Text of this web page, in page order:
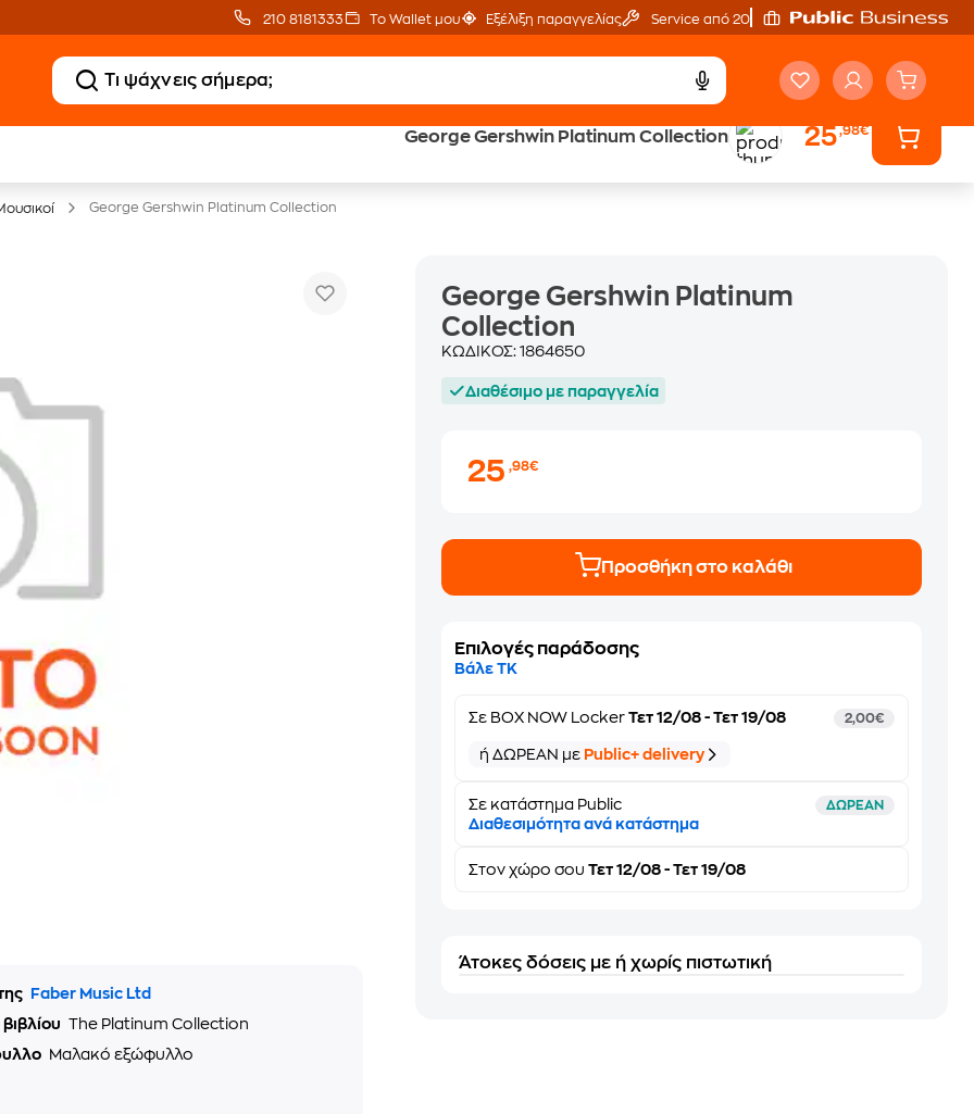
210 8181333 Το Wallet μου Εξέλιξη παραγγελίας Service από 20'
George Gershwin Platinum Collection 25,98€
Δωρεάν Μεταφορικά Έλα στον κόσμο
George Gershwin Platinum Collection
Faber Music Ltd
The Platinum Collection
Μαλακό εξώφυλλο
George Gershwin Platinum
Collection
ΚΩΔΙΚΟΣ:1864650
Διαθέσιμο με παραγγελία
25,98€
Προσθήκη στο καλάθι
Επιλογές παράδοσης
Βάλε ΤΚ
Σε BOX NOW Locker Τετ 12/08 - Τετ 19/08 2,00€
ή ΔΩΡΕΑΝ με Public+ delivery
Σε κατάστημα Public ΔΩΡΕΑΝ
Διαθεσιμότητα ανά κατάστημα
Στονχώρο σου Τετ 12/08 - Τετ 19/08
Άτοκες δόσεις με ή χωρίς πιστωτική